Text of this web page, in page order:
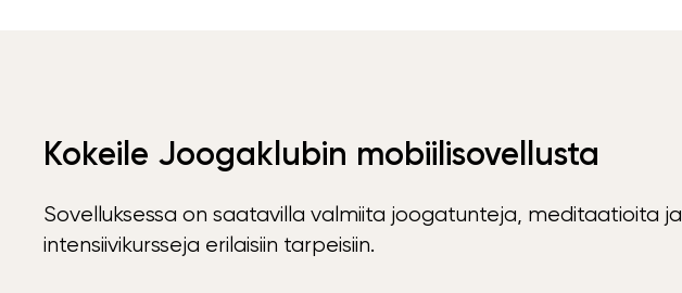
Kokeile Joogaklubin mobiilisovellusta
Sovelluksessa on saatavilla valmiita joogatunteja, meditaatioita ja
intensiivikursseja erilaisiin tarpeisiin.